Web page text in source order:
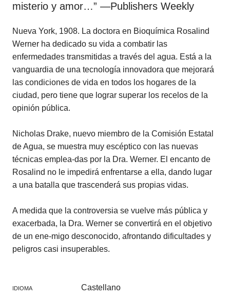
misterio y amor…” —Publishers Weekly
Nueva York, 1908. La doctora en Bioquímica Rosalind
Werner ha dedicado su vida a combatir las
enfermedades transmitidas a través del agua. Está a la
vanguardia de una tecnología innovadora que mejorará
las condiciones de vida en todos los hogares de la
ciudad, pero tiene que lograr superar los recelos de la
opinión pública.
Nicholas Drake, nuevo miembro de la Comisión Estatal
de Agua, se muestra muy escéptico con las nuevas
técnicas emplea-das por la Dra. Werner. El encanto de
Rosalind no le impedirá enfrentarse a ella, dando lugar
a una batalla que trascenderá sus propias vidas.
A medida que la controversia se vuelve más pública y
exacerbada, la Dra. Werner se convertirá en el objetivo
de un ene-migo desconocido, afrontando dificultades y
peligros casi insuperables.
IDIOMA Castellano